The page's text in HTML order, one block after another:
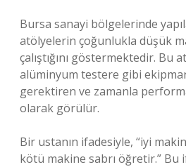
Bursa sanayi bölgelerinde
atölyelerin çoğunlukla düşük
çalıştığını göstermektedir. Bu
alüminyum testere gibi
gerektiren ve zamanla
olarak görülür.
Bir ustanın ifadesiyle, “iyi
kötü makine sabrı öğretir.” Bu